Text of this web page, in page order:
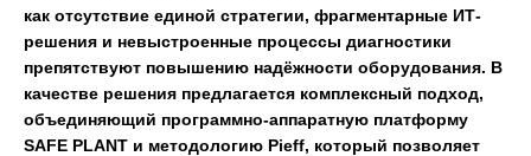
как отсутствие единой стратегии, фрагментарные ИТ-
решения и невыстроенные процессы диагностики
препятствуют повышению надёжности оборудования. В
качестве решения предлагается комплексный подход,
объединяющий программно-аппаратную платформу
SAFE PLANT и методологию Pieff, который позволяет